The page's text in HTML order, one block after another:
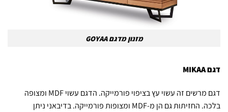
מזנון מדגם GOYAA
דגםMIKAA
דגם מרשים זה עשוי עץ בציפוי פורמייקה. הדגם עשוי MDF ומצופה
בלכה. החזיתות גם הן מ-MDF ומצופות פורמייקה. בדיבאני ניתן